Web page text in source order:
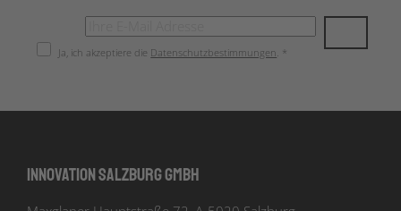
Ja, ich akzeptiere die Datenschutzbestimmungen . *
Innovation Salzburg GmbH